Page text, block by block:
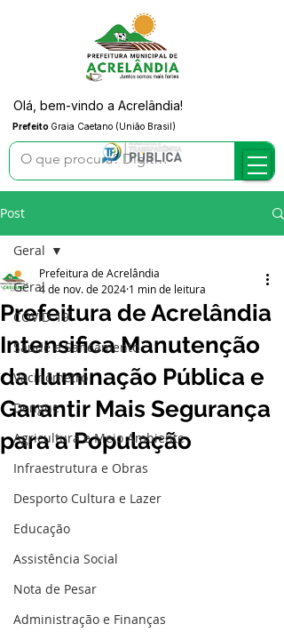
Prefeito Graia Caetano (União Brasil)
Olá, bem-vindo a Acrelândia!
Post
Geral
COVID-19
Saúde e Saneamento
Vacinômetro
Dengue
Agricultura e Meio Ambiente
Infraestrutura e Obras
Desporto Cultura e Lazer
Educação
Assistência Social
Nota de Pesar
Administração e Finanças
Geral
Prefeitura de Acrelândia
Intensifica Manutenção
da Iluminação Pública e
Garantir Mais Segurança
para a População
Prefeitura de Acrelândia
4 de nov. de 2024 1 min de leitura